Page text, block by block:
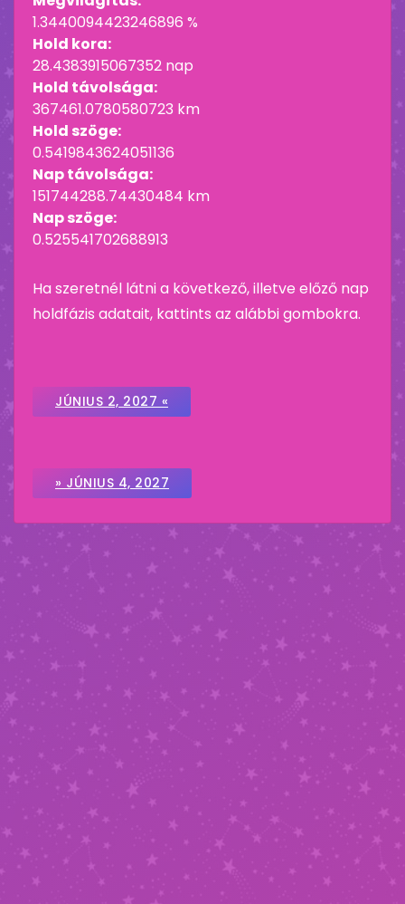
1.3440094423246896 %
Hold kora:
28.4383915067352 nap
Hold távolsága:
367461.0780580723 km
Hold szöge:
0.5419843624051136
Nap távolsága:
151744288.74430484 km
Nap szöge:
0.525541702688913
Ha szeretnél látni a következő, illetve előző nap
holdfázis adatait, kattints az alábbi gombokra.
JÚNIUS 2, 2027 «
» JÚNIUS 4, 2027